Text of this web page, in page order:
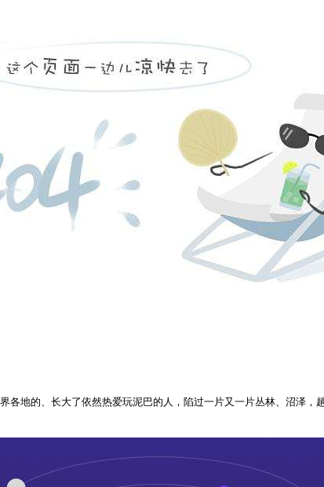
地的、长大了依然热爱玩泥巴的人，陷过一片又一片丛林、沼泽